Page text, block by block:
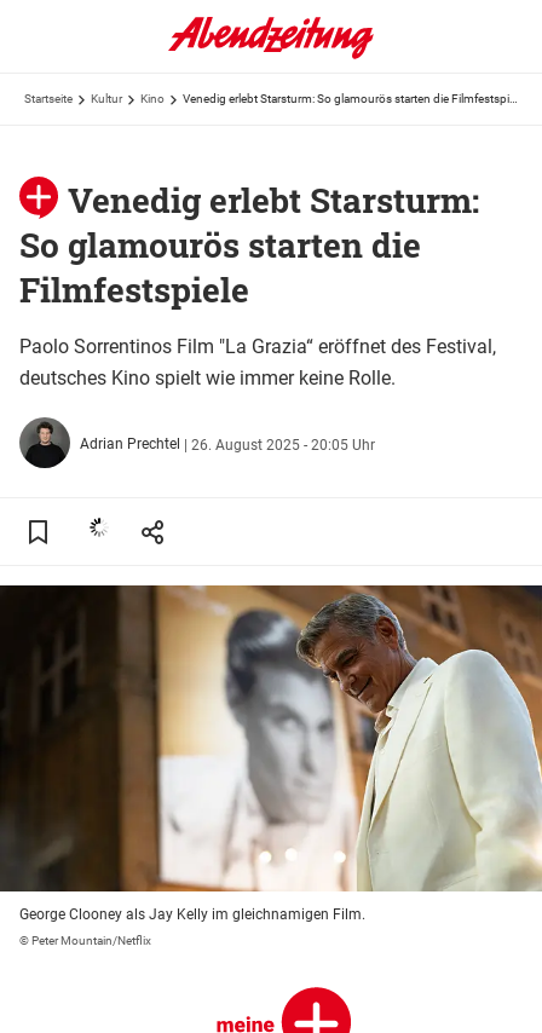
Startseite Kultur Kino
Venedig erlebt Starsturm:
So glamourös starten die
Filmfestspiele
Paolo Sorrentinos Film "La Grazia“ eröffnet des Festival,
deutsches Kino spielt wie immer keine Rolle.
Adrian Prechtel | 26. August 2025 - 20:05 Uhr
George Clooney als Jay Kelly im gleichnamigen Film.
© Peter Mountain/Netflix